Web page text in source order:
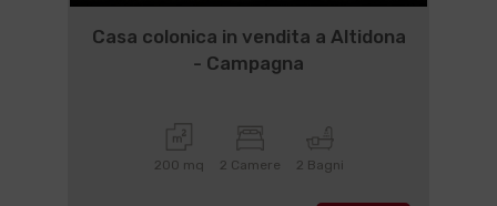
Casa colonica in vendita a Altidona
- Campagna
200 mq 2 Camere 2 Bagni